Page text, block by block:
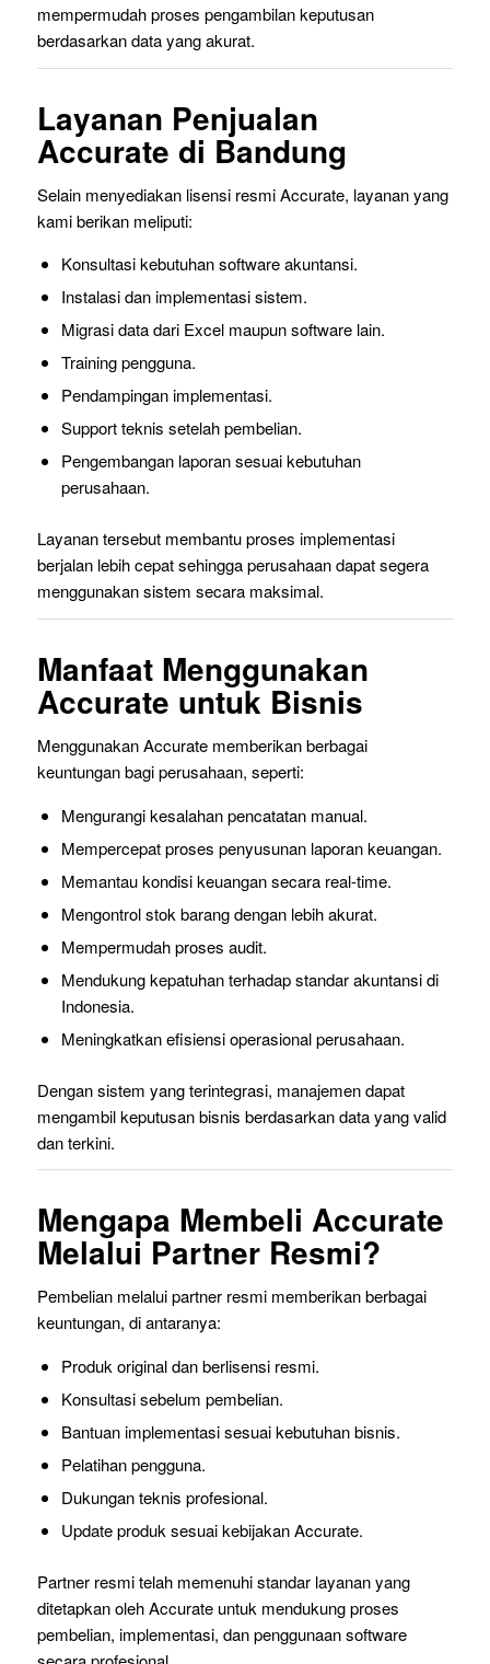
mempermudah proses pengambilan keputusan
berdasarkan data yang akurat.
Layanan Penjualan
Accurate di Bandung
Selain menyediakan lisensi resmi Accurate, layanan yang
kami berikan meliputi:
Konsultasi kebutuhan software akuntansi.
Instalasi dan implementasi sistem.
Migrasi data dari Excel maupun software lain.
Training pengguna.
Pendampingan implementasi.
Support teknis setelah pembelian.
Pengembangan laporan sesuai kebutuhan
perusahaan.
Layanan tersebut membantu proses implementasi
berjalan lebih cepat sehingga perusahaan dapat segera
menggunakan sistem secara maksimal.
Manfaat Menggunakan
Accurate untuk Bisnis
Menggunakan Accurate memberikan berbagai
keuntungan bagi perusahaan, seperti:
Mengurangi kesalahan pencatatan manual.
Mempercepat proses penyusunan laporan keuangan.
Memantau kondisi keuangan secara real-time.
Mengontrol stok barang dengan lebih akurat.
Mempermudah proses audit.
Mendukung kepatuhan terhadap standar akuntansi di
Indonesia.
Meningkatkan efisiensi operasional perusahaan.
Dengan sistem yang terintegrasi, manajemen dapat
mengambil keputusan bisnis berdasarkan data yang valid
dan terkini.
Mengapa Membeli Accurate
Melalui Partner Resmi?
Pembelian melalui partner resmi memberikan berbagai
keuntungan, di antaranya:
Produk original dan berlisensi resmi.
Konsultasi sebelum pembelian.
Bantuan implementasi sesuai kebutuhan bisnis.
Pelatihan pengguna.
Dukungan teknis profesional.
Update produk sesuai kebijakan Accurate.
Partner resmi telah memenuhi standar layanan yang
ditetapkan oleh Accurate untuk mendukung proses
pembelian, implementasi, dan penggunaan software